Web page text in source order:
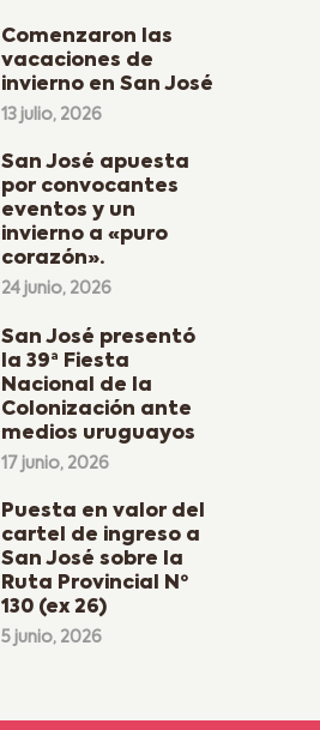
Comenzaron las
vacaciones de
invierno en San José
13 julio, 2026
San José apuesta
por convocantes
eventos y un
invierno a «puro
corazón».
24 junio, 2026
San José presentó
la 39ª Fiesta
Nacional de la
Colonización ante
medios uruguayos
17 junio, 2026
Puesta en valor del
cartel de ingreso a
San José sobre la
Ruta Provincial Nº
130 (ex 26)
5 junio, 2026